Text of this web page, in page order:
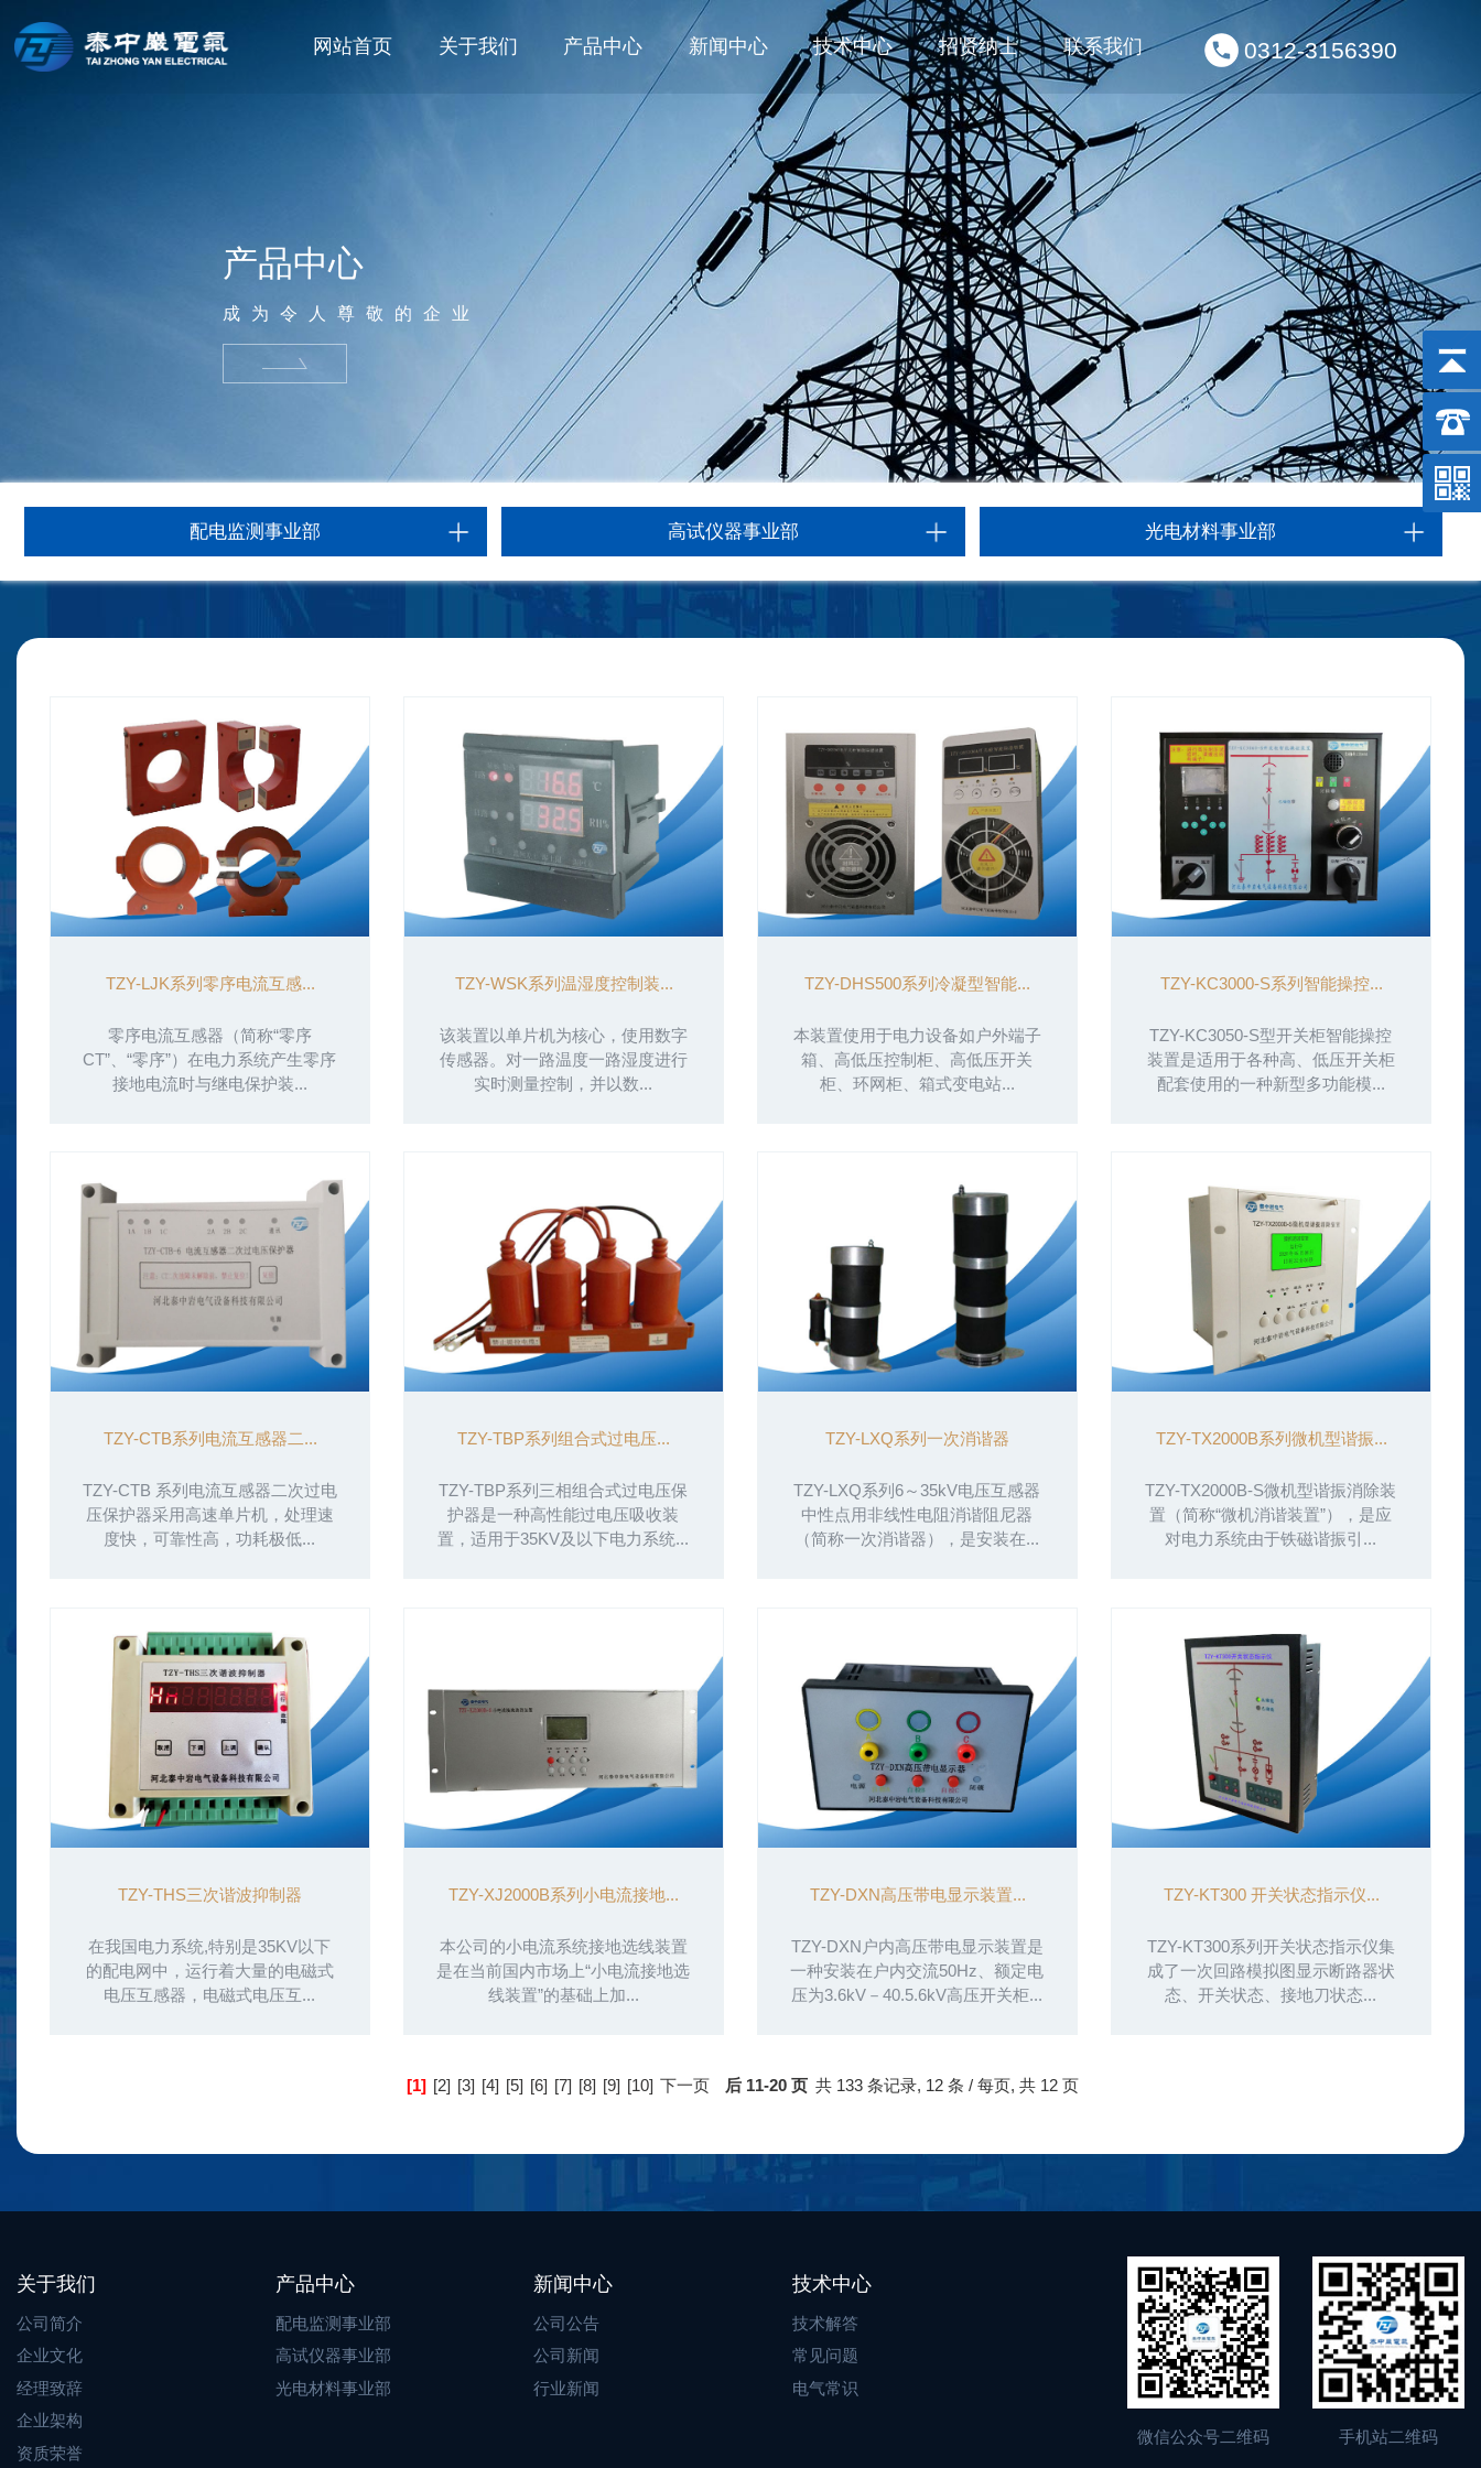
网站首页 关于我们 产品中心 新闻中心 技术中心 招贤纳士 联系我们 0312-3156390
产品中心
成为令人尊敬的企业
配电监测事业部 高试仪器事业部 光电材料事业部
TZY-LJK系列零序电流互感...
零序电流互感器（简称“零序
CT”、“零序”）在电力系统产生零序
接地电流时与继电保护装...
TZY-WSK系列温湿度控制装...
该装置以单片机为核心，使用数字
传感器。对一路温度一路湿度进行
实时测量控制，并以数...
TZY-DHS500系列冷凝型智能...
本装置使用于电力设备如户外端子
箱、高低压控制柜、高低压开关
柜、环网柜、箱式变电站...
TZY-KC3000-S系列智能操控...
TZY-KC3050-S型开关柜智能操控
装置是适用于各种高、低压开关柜
配套使用的一种新型多功能模...
TZY-CTB系列电流互感器二...
TZY-CTB 系列电流互感器二次过电
压保护器采用高速单片机，处理速
度快，可靠性高，功耗极低...
TZY-TBP系列组合式过电压...
TZY-TBP系列三相组合式过电压保
护器是一种高性能过电压吸收装
置，适用于35KV及以下电力系统...
TZY-LXQ系列一次消谐器
TZY-LXQ系列6～35kV电压互感器
中性点用非线性电阻消谐阻尼器
（简称一次消谐器），是安装在...
TZY-TX2000B系列微机型谐振...
TZY-TX2000B-S微机型谐振消除装
置（简称“微机消谐装置”），是应
对电力系统由于铁磁谐振引...
TZY-THS三次谐波抑制器
在我国电力系统,特别是35KV以下
的配电网中，运行着大量的电磁式
电压互感器，电磁式电压互...
TZY-XJ2000B系列小电流接地...
本公司的小电流系统接地选线装置
是在当前国内市场上“小电流接地选
线装置”的基础上加...
TZY-DXN高压带电显示装置...
TZY-DXN户内高压带电显示装置是
一种安装在户内交流50Hz、额定电
压为3.6kV－40.5.6kV高压开关柜...
TZY-KT300 开关状态指示仪...
TZY-KT300系列开关状态指示仪集
成了一次回路模拟图显示断路器状
态、开关状态、接地刀状态...
[1] [2] [3] [4] [5] [6] [7] [8] [9] [10] 下一页 后 11-20 页 共 133 条记录, 12 条 / 每页, 共 12 页
关于我们
公司简介
企业文化
经理致辞
企业架构
资质荣誉
产品中心
配电监测事业部
高试仪器事业部
光电材料事业部
新闻中心
公司公告
公司新闻
行业新闻
技术中心
技术解答
常见问题
电气常识
微信公众号二维码 手机站二维码